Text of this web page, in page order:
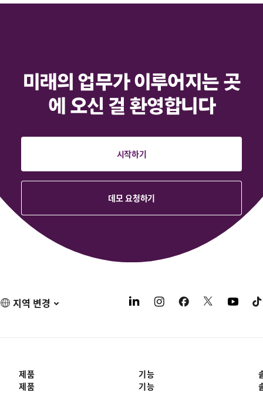
미래의 업무가 이루어지는 곳
에 오신 걸 환영합니다
시작하기
데모 요청하기
지역 변경
제품
제품
기능
기능